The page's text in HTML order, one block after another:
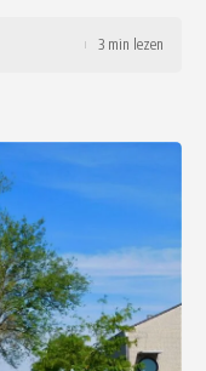
3 min lezen